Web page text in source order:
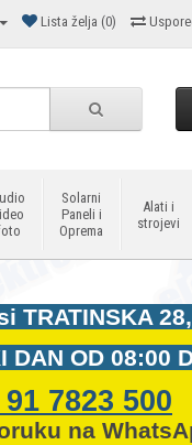
Lista želja (0)
Solarni
Paneli i
Oprema
Alati i
strojevi
TRATINSKA
DAN OD 08:00
7823 500
na